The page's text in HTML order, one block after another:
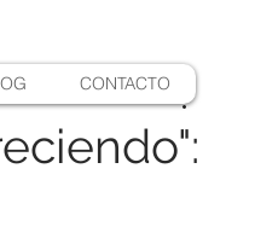
CONTACTO